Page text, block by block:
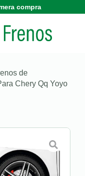
compra
de
Chery Qq Yoyo